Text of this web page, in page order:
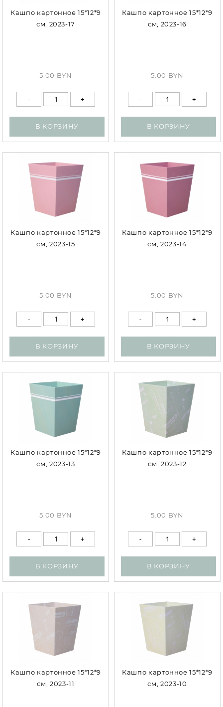
Кашпо картонное 15*12*9
см, 2023-17
5.00 BYN
В КОРЗИНУ
Кашпо картонное 15*12*9
см, 2023-16
5.00 BYN
В КОРЗИНУ
Кашпо картонное 15*12*9
см, 2023-15
5.00 BYN
В КОРЗИНУ
Кашпо картонное 15*12*9
см, 2023-14
5.00 BYN
В КОРЗИНУ
Кашпо картонное 15*12*9
см, 2023-13
5.00 BYN
В КОРЗИНУ
Кашпо картонное 15*12*9
см, 2023-12
5.00 BYN
В КОРЗИНУ
Кашпо картонное 15*12*9
см, 2023-11
Кашпо картонное 15*12*9
см, 2023-10